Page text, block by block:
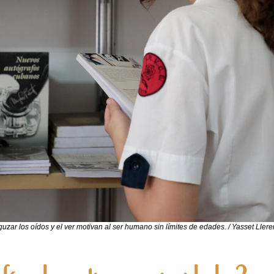
los oídos y el ver motivan al ser humano sin límites de edades. / Yasset